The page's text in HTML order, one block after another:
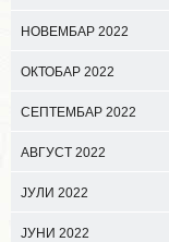
НОВЕМБАР 2022
ОКТОБАР 2022
СЕПТЕМБАР 2022
АВГУСТ 2022
ЈУЛИ 2022
ЈУНИ 2022